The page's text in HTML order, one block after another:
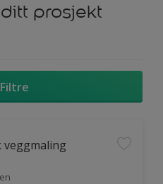
prosjekt
Filtre
veggmaling